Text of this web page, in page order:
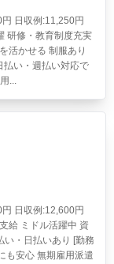
日収例:11,250円
研修・教育制度充実
活かせる 制服あり
払い・週払い対応で
...
日収例:12,600円
給 ミドル活躍中 資
い・日払いあり [勤務
も安心 無期雇用派遣